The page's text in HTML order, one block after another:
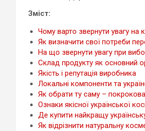
Зміст:
Чому варто звернути увагу на
Як визначити свої потреби
На що звернути увагу при
Склад продукту як основний
Якість і репутація виробника
Локальні компоненти та
Як обрати ту саму – покрокова
Ознаки якісної української
Де купити найкращу
Як відрізнити натуральну